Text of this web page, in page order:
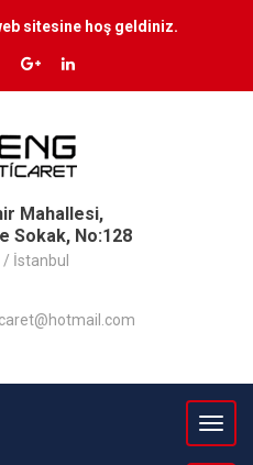
sitesine hoş geldiniz.
Mahallesi,
Sokak, No:128
İstanbul